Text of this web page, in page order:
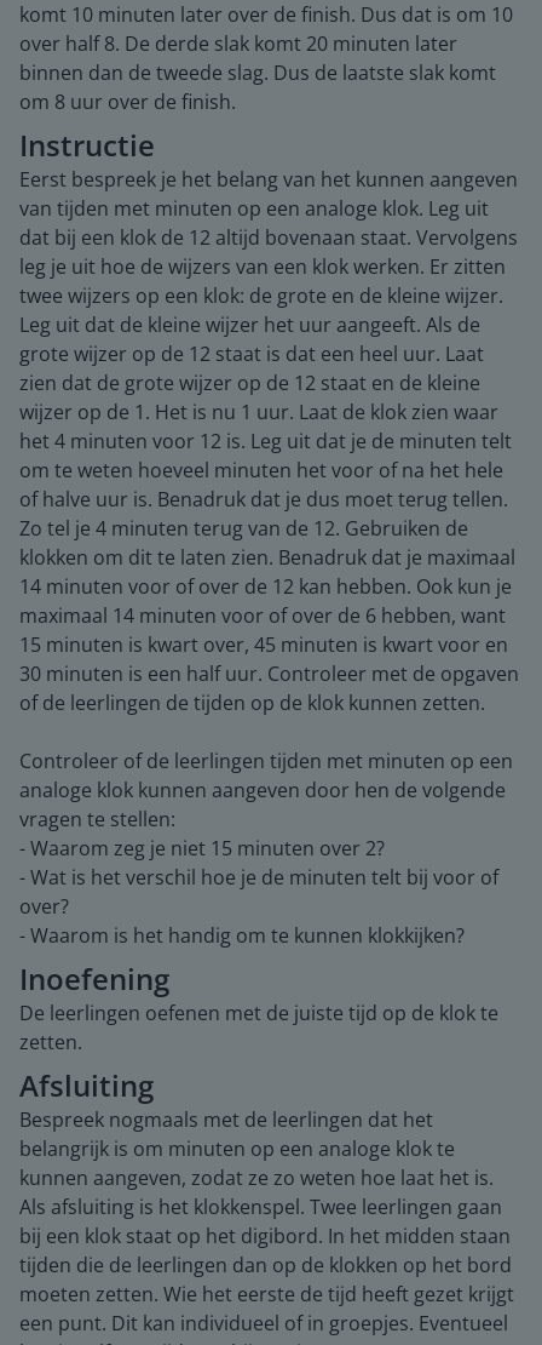
komt 10 minuten later over de finish. Dus dat is om 10
over half 8. De derde slak komt 20 minuten later
binnen dan de tweede slag. Dus de laatste slak komt
om 8 uur over de finish.
Instructie
Eerst bespreek je het belang van het kunnen aangeven
van tijden met minuten op een analoge klok. Leg uit
dat bij een klok de 12 altijd bovenaan staat. Vervolgens
leg je uit hoe de wijzers van een klok werken. Er zitten
twee wijzers op een klok: de grote en de kleine wijzer.
Leg uit dat de kleine wijzer het uur aangeeft. Als de
grote wijzer op de 12 staat is dat een heel uur. Laat
zien dat de grote wijzer op de 12 staat en de kleine
wijzer op de 1. Het is nu 1 uur. Laat de klok zien waar
het 4 minuten voor 12 is. Leg uit dat je de minuten telt
om te weten hoeveel minuten het voor of na het hele
of halve uur is. Benadruk dat je dus moet terug tellen.
Zo tel je 4 minuten terug van de 12. Gebruiken de
klokken om dit te laten zien. Benadruk dat je maximaal
14 minuten voor of over de 12 kan hebben. Ook kun je
maximaal 14 minuten voor of over de 6 hebben, want
15 minuten is kwart over, 45 minuten is kwart voor en
30 minuten is een half uur. Controleer met de opgaven
of de leerlingen de tijden op de klok kunnen zetten.
Controleer of de leerlingen tijden met minuten op een
analoge klok kunnen aangeven door hen de volgende
vragen te stellen:
- Waarom zeg je niet 15 minuten over 2?
- Wat is het verschil hoe je de minuten telt bij voor of
over?
- Waarom is het handig om te kunnen klokkijken?
Inoefening
De leerlingen oefenen met de juiste tijd op de klok te
zetten.
Afsluiting
Bespreek nogmaals met de leerlingen dat het
belangrijk is om minuten op een analoge klok te
kunnen aangeven, zodat ze zo weten hoe laat het is.
Als afsluiting is het klokkenspel. Twee leerlingen gaan
bij een klok staat op het digibord. In het midden staan
tijden die de leerlingen dan op de klokken op het bord
moeten zetten. Wie het eerste de tijd heeft gezet krijgt
een punt. Dit kan individueel of in groepjes. Eventueel